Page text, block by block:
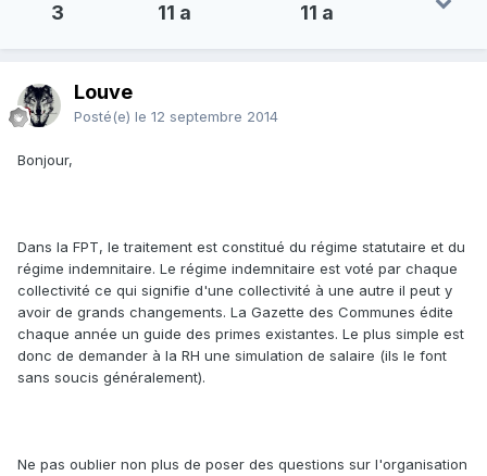
3 11 a 11 a
Louve
Posté(e) le 12 septembre 2014
Bonjour,
Dans la FPT, le traitement est constitué du régime statutaire et du
régime indemnitaire. Le régime indemnitaire est voté par chaque
collectivité ce qui signifie d'une collectivité à une autre il peut y
avoir de grands changements. La Gazette des Communes édite
chaque année un guide des primes existantes. Le plus simple est
donc de demander à la RH une simulation de salaire (ils le font
sans soucis généralement).
Ne pas oublier non plus de poser des questions sur l'organisation